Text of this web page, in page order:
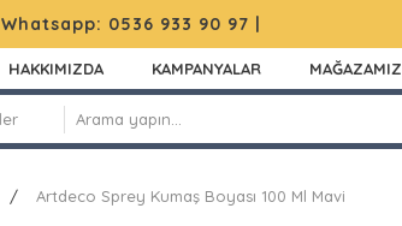
Whatsapp: 0536 933 90 97 |
HAKKIMIZDA KAMPANYALAR MAĞAZAMIZ
Artdeco Sprey Kumaş Boyası 100 Ml Mavi